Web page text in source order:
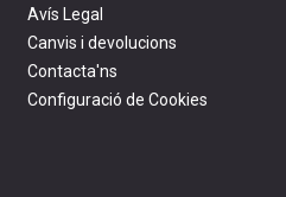
Avís Legal
Canvis i devolucions
Contacta'ns
Configuració de Cookies